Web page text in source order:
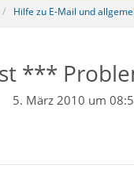
Hilfe zu E-Mail und
***
5. März 2010 um